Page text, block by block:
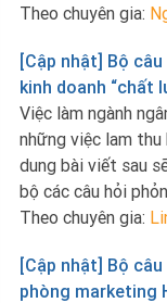
Theo chuyên gia:
[Cập nhật] Bộ
kinh doanh “chất
Việc làm ngành
những việc lam
dung bài viết sau
bộ các câu hỏi
Theo chuyên gia:
[Cập nhật] Bộ
phòng marketing